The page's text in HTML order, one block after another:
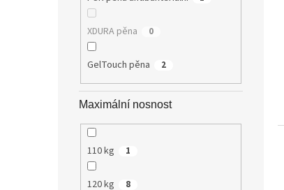
XDURA pěna 0
GelTouch pěna 2
Maximální nosnost
110 kg 1
120 kg 8